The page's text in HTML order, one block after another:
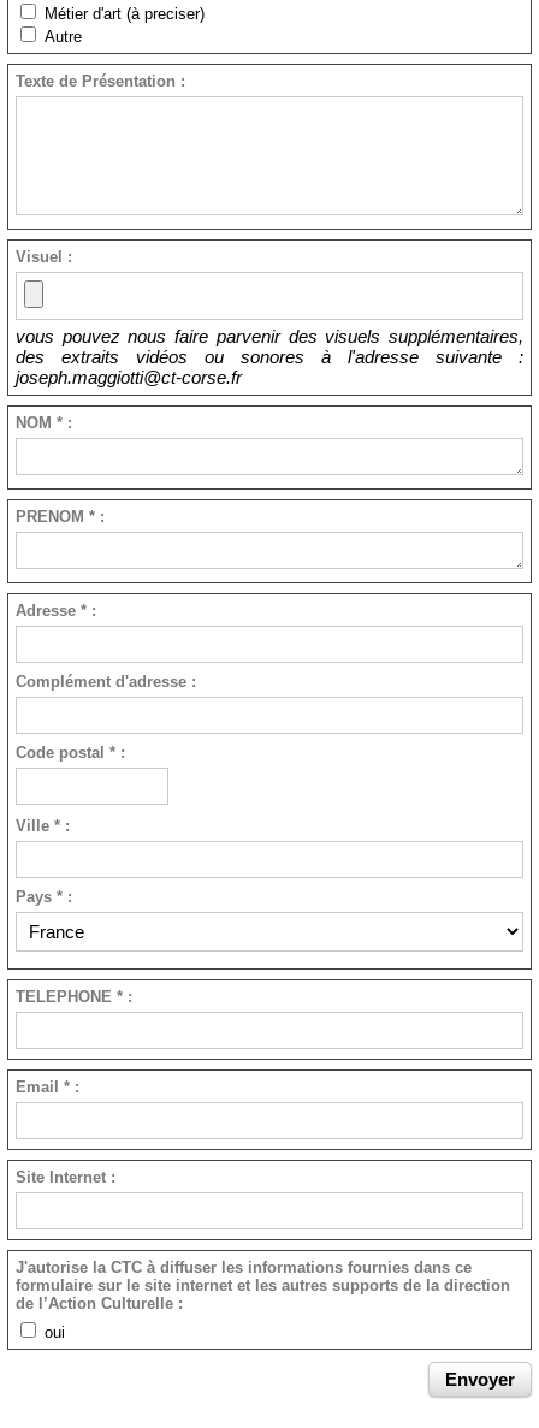
Métier d'art (à preciser)
Autre
Texte de Présentation :
Visuel :
vous pouvez nous faire parvenir des visuels supplémentaires,
des extraits vidéos ou sonores à l'adresse suivante :
joseph.maggiotti@ct-corse.fr
NOM * :
PRENOM * :
Adresse * :
Complément d'adresse :
Code postal * :
Ville * :
Pays * :
TELEPHONE * :
Email * :
Site Internet :
J'autorise la CTC à diffuser les informations fournies dans ce
formulaire sur le site internet et les autres supports de la direction
de l’Action Culturelle :
oui